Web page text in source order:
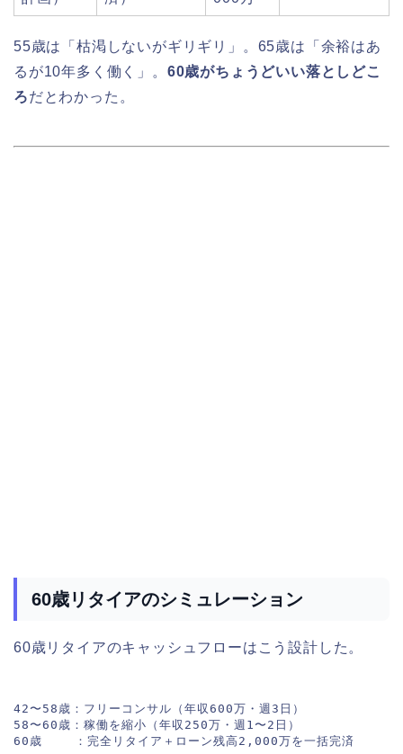
55歳は「枯渇しないがギリギリ」。65歳は「余裕はあ
るが10年多く働く」。 60歳がちょうどいい落としどこ
ろだとわかった。
60歳リタイアのシミュレーション
60歳リタイアのキャッシュフローはこう設計した。
42〜58歳：フリーコンサル（年収600万・週3日）
58〜60歳：稼働を縮小（年収250万・週1〜2日）